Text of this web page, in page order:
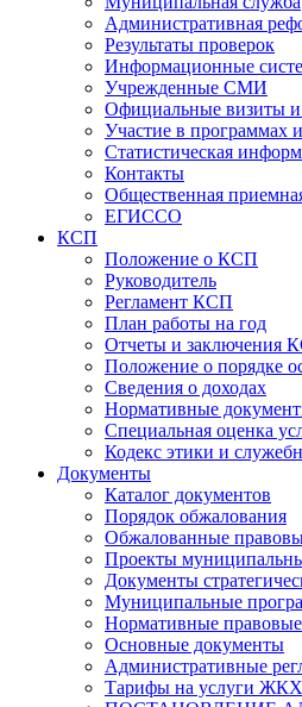
Административная
Результаты проверок
Информационные
Учрежденные СМИ
Официальные визиты и
Участие в программах
Статистическая
Контакты
Общественная
ЕГИССО
КСП
Положение о КСП
Руководитель
Регламент КСП
План работы на год
Отчеты и заключения
Положение о порядке
Сведения о доходах
Нормативные
Специальная оценка
Кодекс этики и
Документы
Каталог документов
Порядок обжалования
Обжалованные
Проекты
Документы
Муниципальные
Нормативные правовые
Основные документы
Административные
Тарифы на услуги ЖКХ